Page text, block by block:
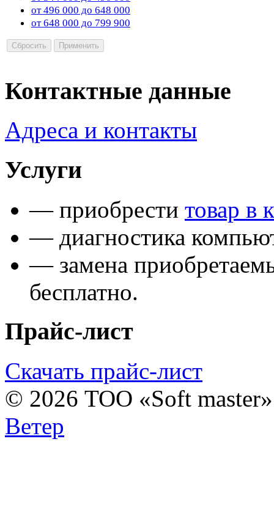
от 496 000 до 648 000
от 648 000 до 799 900
Контактные данные
Адреса и контакты
Услуги
— приобрести товар в
— диагностика
— замена
бесплатно.
Прайс-лист
Скачать прайс-лист
© 2026 ТОО «Soft
Ветер